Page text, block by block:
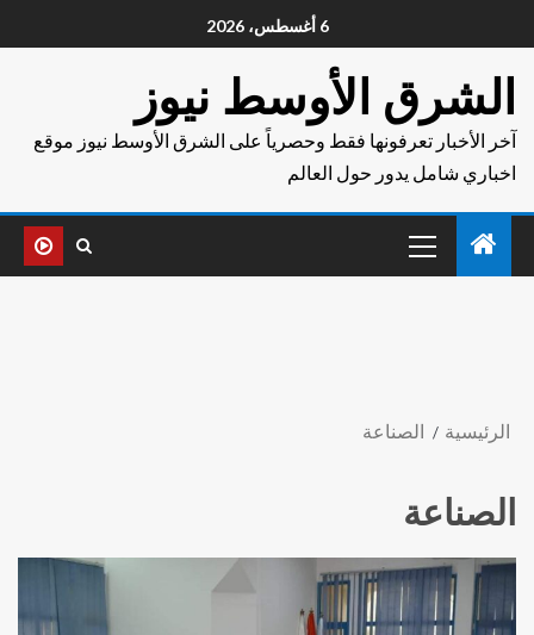
6 أغسطس، 2026
الشرق الأوسط نيوز
آخر الأخبار تعرفونها فقط وحصرياً على الشرق الأوسط نيوز موقع
اخباري شامل يدور حول العالم
الرئيسية الصناعة
الصناعة